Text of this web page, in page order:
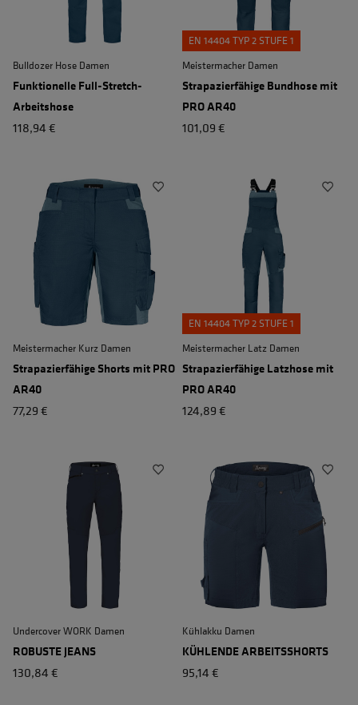
Bulldozer Hose Damen
Funktionelle Full-Stretch-
Arbeitshose
118,94 €
EN 14404 TYP 2 STUFE 1
Meistermacher Damen
Strapazierfähige Bundhose mit
PRO AR40
101,09 €
Meistermacher Kurz Damen
Strapazierfähige Shorts mit PRO
AR40
77,29 €
EN 14404 TYP 2 STUFE 1
Meistermacher Latz Damen
Strapazierfähige Latzhose mit
PRO AR40
124,89 €
Undercover WORK Damen
ROBUSTE JEANS
130,84 €
Kühlakku Damen
KÜHLENDE ARBEITSSHORTS
95,14 €